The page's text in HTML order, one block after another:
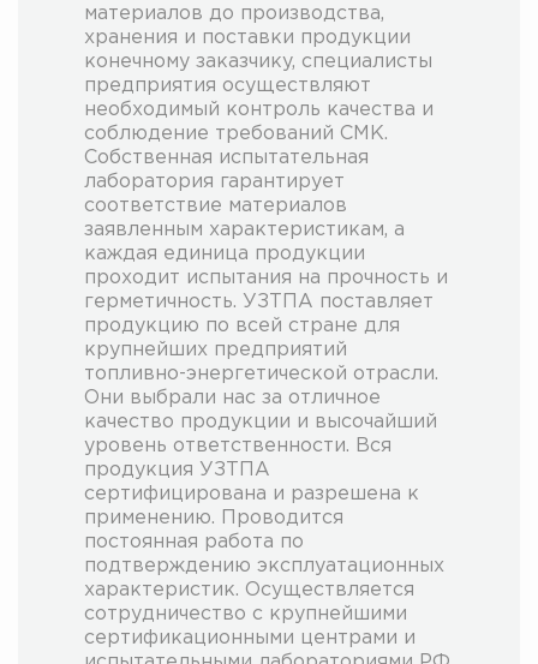
материалов до производства,
хранения и поставки продукции
конечному заказчику, специалисты
предприятия осуществляют
необходимый контроль качества и
соблюдение требований СМК.
Собственная испытательная
лаборатория гарантирует
соответствие материалов
заявленным характеристикам, а
каждая единица продукции
проходит испытания на прочность и
герметичность. УЗТПА поставляет
продукцию по всей стране для
крупнейших предприятий
топливно-энергетической отрасли.
Они выбрали нас за отличное
качество продукции и высочайший
уровень ответственности. Вся
продукция УЗТПА
сертифицирована и разрешена к
применению. Проводится
постоянная работа по
подтверждению эксплуатационных
характеристик. Осуществляется
сотрудничество с крупнейшими
сертификационными центрами и